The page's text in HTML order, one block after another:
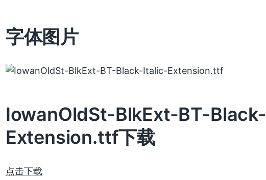
字体图片
IowanOldSt-BlkExt-BT-
Extension.ttf下载
点击下载